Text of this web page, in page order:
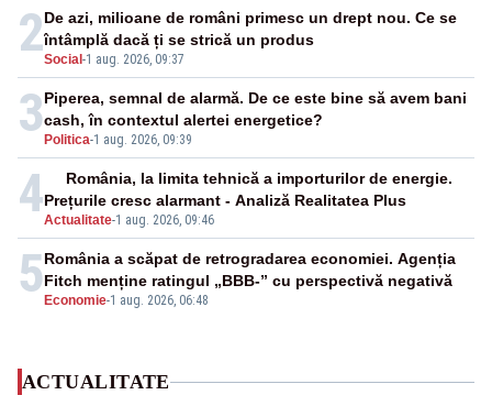
2Social -1 aug. 2026, 09:37
De azi, milioane de români primesc un drept nou. Ce se
întâmplă dacă ți se strică un produs
3 Politica-1 aug. 2026, 09:39
Piperea, semnal de alarmă. De ce este bine să avem bani
cash, în contextul alertei energetice?
4Actualitate-1 aug. 2026, 09:46
România, la limita tehnică a importurilor de energie.
Prețurile cresc alarmant - Analiză Realitatea Plus
5 Economie-1 aug. 2026, 06:48
România a scăpat de retrogradarea economiei. Agenția
Fitch menține ratingul „BBB-” cu perspectivă negativă
ACTUALITATE